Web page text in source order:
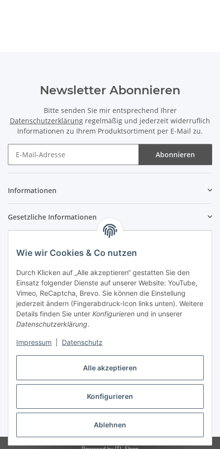
Alle akzeptieren
Konfigurieren
Ablehnen
Wie wir Cookies & Co nutzen
Durch Klicken auf „Alle akzeptieren“ gestatten Sie den
Einsatz folgender Dienste auf unserer Website: YouTube,
Vimeo, ReCaptcha, Brevo. Sie können die Einstellung
jederzeit ändern (Fingerabdruck-Icon links unten). Weitere
Details finden Sie unter Konfigurieren und in unserer
Datenschutzerklärung.
Impressum Datenschutz
Newsletter Abonnieren
Bitte senden Sie mir entsprechend Ihrer
Datenschutzerklärung regelmäßig und jederzeit widerruflich
Informationen zu Ihrem Produktsortiment per E-Mail zu.
Abonnieren
Informationen
Gesetzliche Informationen
Vertrag widerrufen
* Alle Preise inkl. gesetzlicher USt., zzgl.Versand